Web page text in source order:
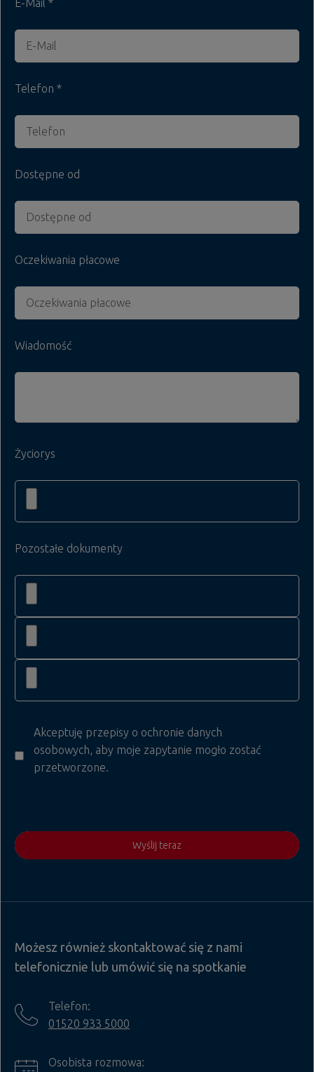
Telefon
Dostępne od
Oczekiwania płacowe
Wiadomość
Życiorys
Pozostałe dokumenty
Akceptuję przepisy o ochronie danych
osobowych, aby moje zapytanie mogło zostać
przetworzone.
Wyślij teraz
Możesz również skontaktować się z nami
telefonicznie lub umówić się na spotkanie
Telefon:
01520 933 5000
Osobista rozmowa: